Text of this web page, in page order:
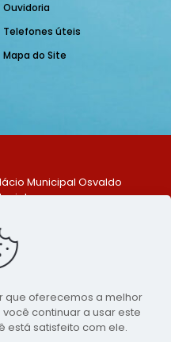
Ouvidoria
Telefones úteis
Mapa do Site
Municipal Osvaldo
PE. CEP: 553370-128
99548-1569
de Comunicação da
do Una - PE
que oferecemos a melhor
continuar a usar este
está satisfeito com ele.